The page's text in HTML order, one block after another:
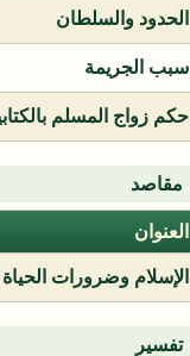
الحدود والسلطان
سبب الجريمة
حكم زواج المسلم
مقاصد
العنوان
الإسلام وضرورات الحياة
تفسير